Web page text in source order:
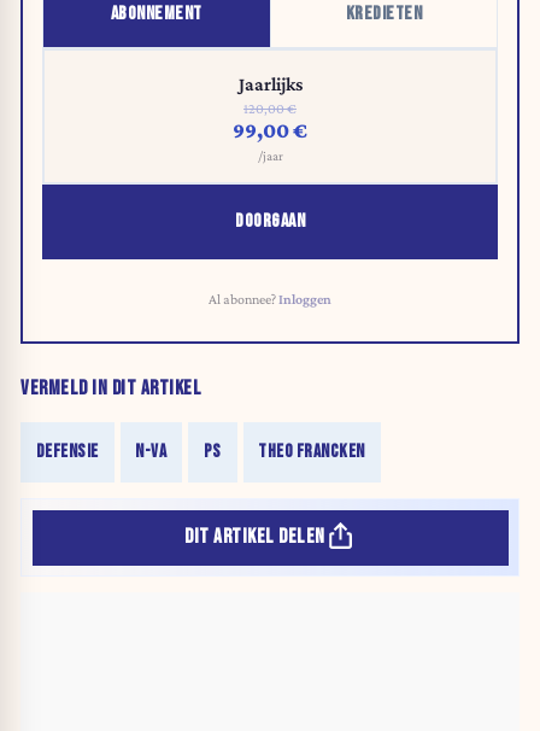
ABONNEMENT KREDIETEN
Jaarlijks
120,00 €
99,00 €
/jaar
DOORGAAN
Al abonnee?Inloggen
VERMELD IN DIT ARTIKEL
DEFENSIE N-VA PS THEO FRANCKEN
DIT ARTIKEL DELEN